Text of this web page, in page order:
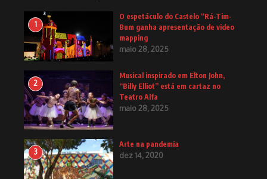
1
O espetáculo do Castelo “Rá-Tim-
Bum ganha apresentação de video
mapping
maio 28, 2025
2
Musical inspirado em Elton John,
“Billy Elliot” está em cartaz no
Teatro Alfa
maio 28, 2025
3
Arte na pandemia
dez 14, 2020